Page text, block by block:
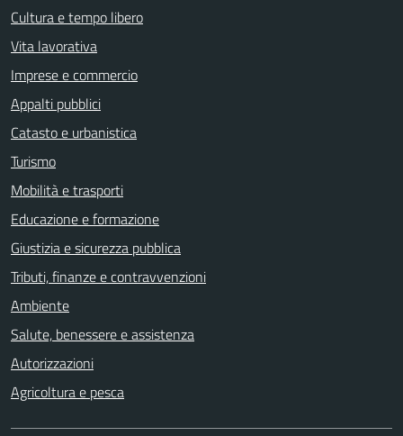
Cultura e tempo libero
Vita lavorativa
Imprese e commercio
Appalti pubblici
Catasto e urbanistica
Turismo
Mobilità e trasporti
Educazione e formazione
Giustizia e sicurezza pubblica
Tributi, finanze e contravvenzioni
Ambiente
Salute, benessere e assistenza
Autorizzazioni
Agricoltura e pesca